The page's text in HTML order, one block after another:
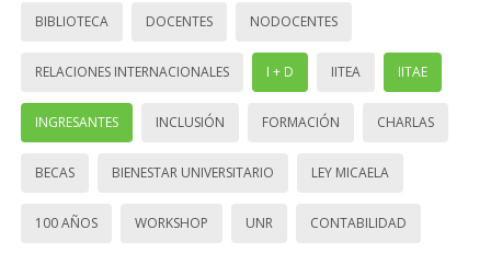
BIBLIOTECA DOCENTES NODOCENTES
RELACIONES INTERNACIONALES I + D IITEA IITAE
INGRESANTES INCLUSIÓN FORMACIÓN CHARLAS
BECAS BIENESTAR UNIVERSITARIO LEY MICAELA
100 AÑOS WORKSHOP UNR CONTABILIDAD